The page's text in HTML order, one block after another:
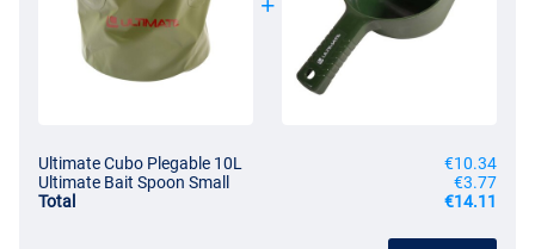
Ultimate Cubo Plegable 10L
€10.34
Ultimate Bait Spoon Small
€3.77
Total
€14.11